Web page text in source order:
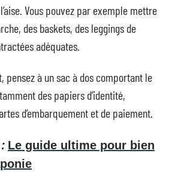
Vous pouvez par exemple mettre
des baskets, des leggings de
adéquates.
pensez à un sac à dos comportant le
des papiers d’identité,
d’embarquement et de paiement.
Le guide ultime pour bien